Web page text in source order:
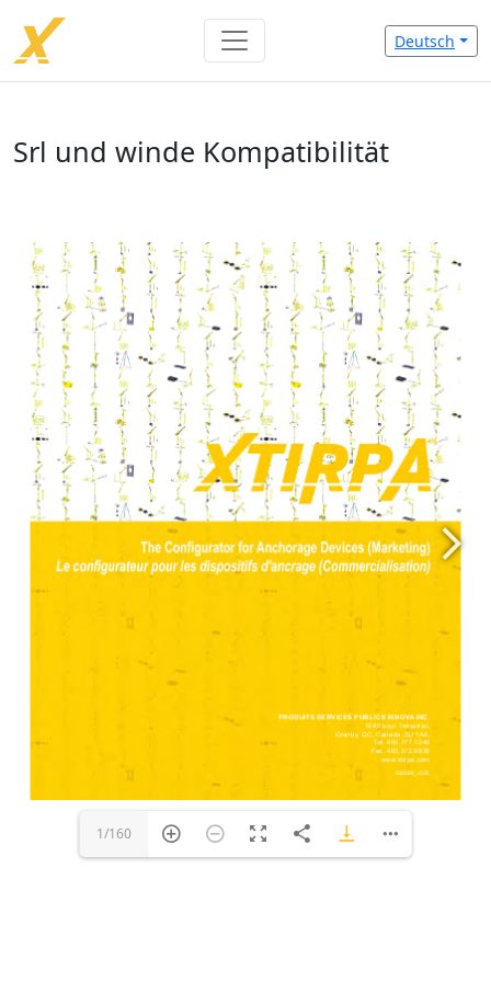
Deutsch
Srl und winde Kompatibilität
1/160